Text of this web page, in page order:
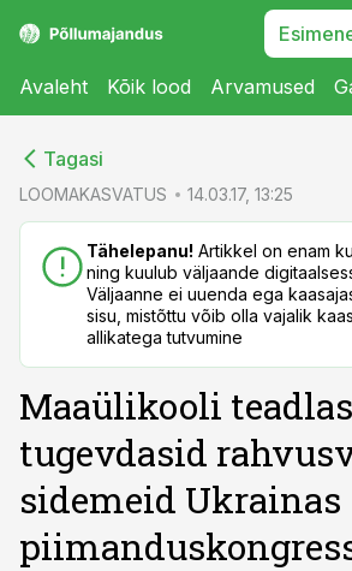
Avaleht Kõik lood Arvamused
Tagasi
LOOMAKASVATUS 14.03.17, 13:25
Tähelepanu! Artikkel on enam
ning kuulub väljaande
Väljaanne ei uuenda ega
sisu, mistõttu võib olla vajalik
allikatega tutvumine
Maaülikooli
tugevdasid
sidemeid Ukrainas